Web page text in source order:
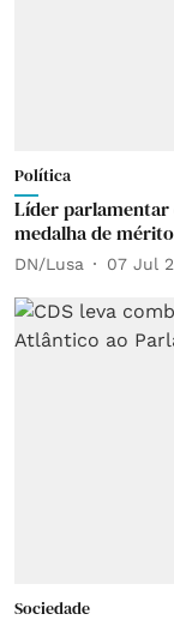
Política
Líder parlamentar
medalha de
DN/Lusa 07 Jul
Sociedade